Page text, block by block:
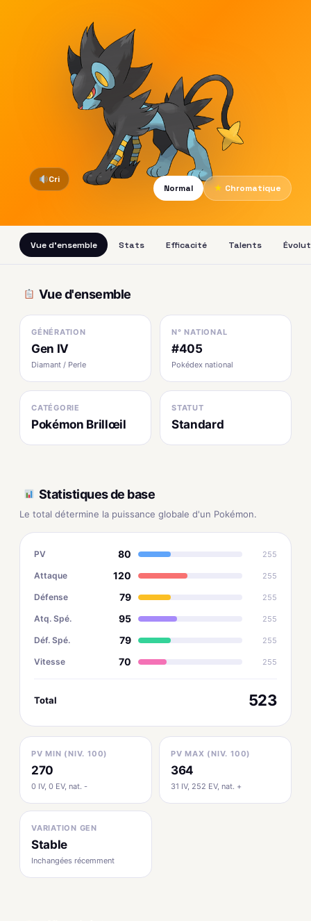
Cri
Normal
★ Chromatique
Vue d'ensemble Stats Efficacité Talents
Vue d'ensemble
GÉNÉRATION
Gen IV
Diamant / Perle
N° NATIONAL
#405
Pokédex national
CATÉGORIE
Pokémon Brillœil
STATUT
Standard
Statistiques de base
Le total détermine la puissance globale d'un Pokémon.
PV 80 255
Attaque 120 255
Défense 79 255
Atq. Spé. 95 255
Déf. Spé. 79 255
Vitesse 70 255
Total 523
PV MIN (NIV. 100)
270
0 IV, 0 EV, nat. -
PV MAX (NIV. 100)
364
31 IV, 252 EV, nat. +
VARIATION GEN
Stable
Inchangées récemment